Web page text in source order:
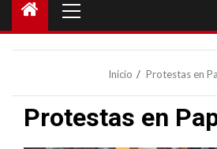
principal
Inicio Protestas en
Protestas en